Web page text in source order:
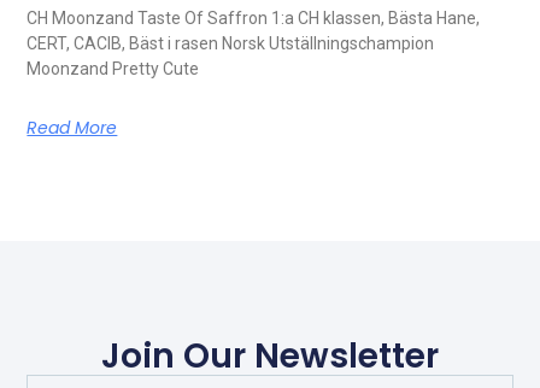
CH Moonzand Taste Of Saffron 1:a CH klassen, Bästa Hane,
CERT, CACIB, Bäst i rasen Norsk Utställningschampion
Moonzand Pretty Cute
Read More
Join Our Newsletter